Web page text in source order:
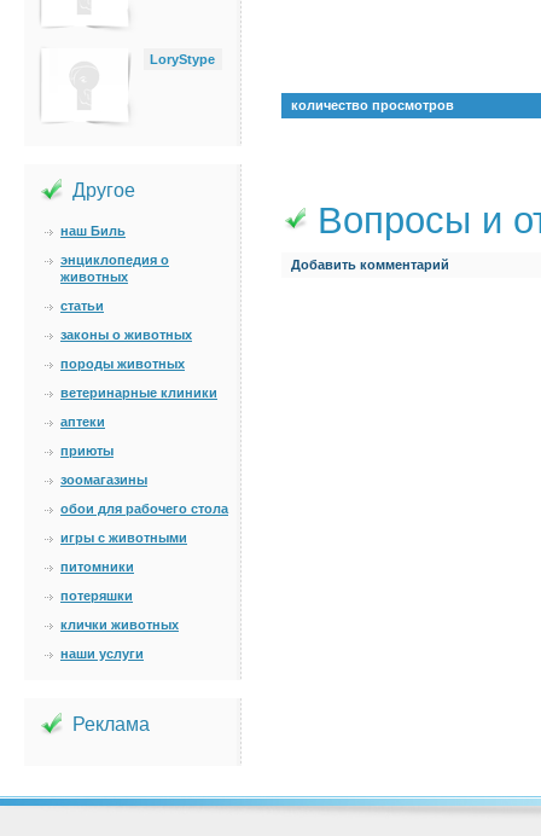
LoryStype
Другое
наш Биль
энциклопедия о
животных
статьи
законы о животных
породы животных
ветеринарные клиники
аптеки
приюты
зоомагазины
обои для рабочего стола
игры с животными
питомники
потеряшки
клички животных
наши услуги
Реклама
количество просмотров
Вопросы и
Добавить комментарий